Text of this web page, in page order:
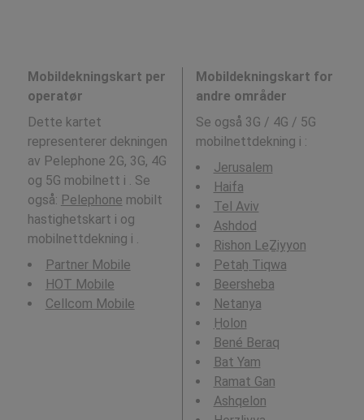
Mobildekningskart per
operatør
Dette kartet
representerer dekningen
av Pelephone 2G, 3G, 4G
og 5G mobilnett i . Se
også: Pelephone mobilt
hastighetskart i og
mobilnettdekning i .
Partner Mobile
HOT Mobile
Cellcom Mobile
Mobildekningskart for
andre områder
Se også 3G / 4G / 5G
mobilnettdekning i :
Jerusalem
Haifa
Tel Aviv
Ashdod
Rishon LeẔiyyon
Petaẖ Tiqwa
Beersheba
Netanya
H̱olon
Bené Beraq
Bat Yam
Ramat Gan
Ashqelon